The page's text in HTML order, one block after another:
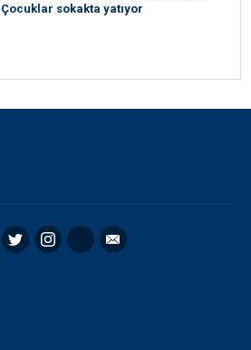
Çocuklar sokakta yatıyor
Facebook Twitter Instagram RSS